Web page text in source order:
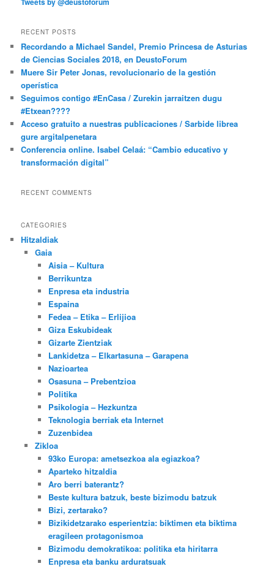
RECENT POSTS
Recordando a Michael Sandel, Premio Princesa de Asturias
de Ciencias Sociales 2018, en DeustoForum
Muere Sir Peter Jonas, revolucionario de la gestión
operística
Seguimos contigo #EnCasa / Zurekin jarraitzen dugu
#Etxean????
Acceso gratuito a nuestras publicaciones / Sarbide librea
gure argitalpenetara
Conferencia online. Isabel Celaá: “Cambio educativo y
transformación digital”
RECENT COMMENTS
CATEGORIES
Hitzaldiak
Gaia
Aisia – Kultura
Berrikuntza
Enpresa eta industria
Espaina
Fedea – Etika – Erlijioa
Giza Eskubideak
Gizarte Zientziak
Lankidetza – Elkartasuna – Garapena
Nazioartea
Osasuna – Prebentzioa
Politika
Psikologia – Hezkuntza
Teknologia berriak eta Internet
Zuzenbidea
Zikloa
93ko Europa: ametsezkoa ala egiazkoa?
Aparteko hitzaldia
Aro berri baterantz?
Beste kultura batzuk, beste bizimodu batzuk
Bizi, zertarako?
Bizikidetzarako esperientzia: biktimen eta biktima
eragileen protagonismoa
Bizimodu demokratikoa: politika eta hiritarra
Enpresa eta banku arduratsuak